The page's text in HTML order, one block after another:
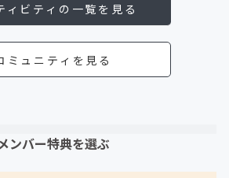
ィビティの一覧を見る
ミュニティを見る
ンバー特典を選ぶ